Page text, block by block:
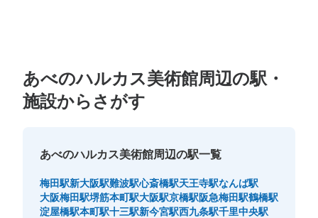
18/ ¥700中:6/ ¥500小:8/ ¥400
支払い方法
現金, ICカード, QR決済
あべのハルカス美術館周辺の駅・
施設からさがす
あべのハルカス美術館周辺の駅一覧
梅田駅新大阪駅難波駅心斎橋駅天王寺駅なんば駅
大阪梅田駅堺筋本町駅大阪駅京橋駅阪急梅田駅鶴橋駅
淀屋橋駅本町駅十三駅新今宮駅西九条駅千里中央駅